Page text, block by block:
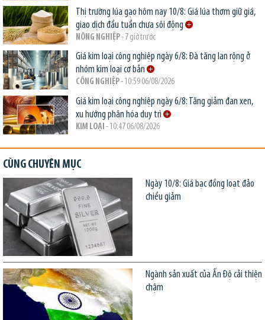
Thị trường lúa gạo hôm nay 10/8: Giá lúa thơm giữ giá,
giao dịch đầu tuần chưa sôi động
NÔNG NGHIỆP- 7 giờ trước
Giá kim loại công nghiệp ngày 6/8: Đà tăng lan rộng ở
nhóm kim loại cơ bản
CÔNG NGHIỆP- 10:59 06/08/2026
Giá kim loại công nghiệp ngày 6/8: Tăng giảm đan xen,
xu hướng phân hóa duy trì
KIM LOẠI - 10:47 06/08/2026
CÙNG CHUYÊN MỤC
Ngày 10/8: Giá bạc đồng loạt đảo
chiều giảm
Ngành sản xuất của Ấn Độ cải thiện
chậm